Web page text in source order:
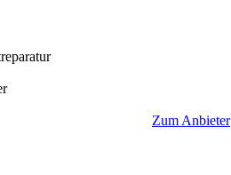
Zum Anbieter